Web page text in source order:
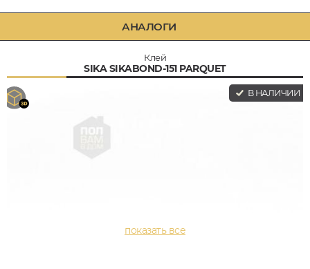
АНАЛОГИ
Клей
SIKA SIKABOND-151 PARQUET
В НАЛИЧИИ